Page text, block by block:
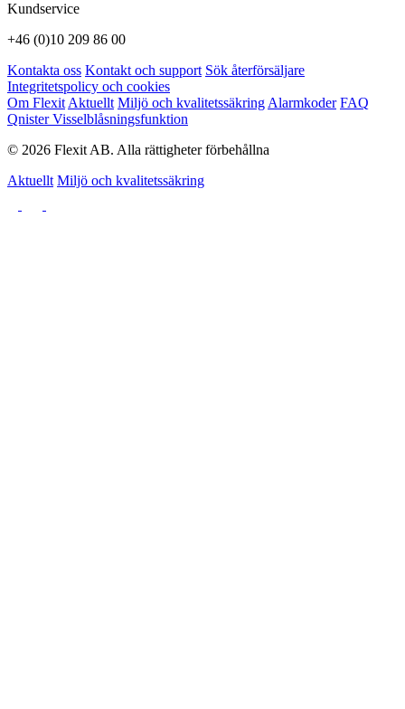
Kundservice
+46 (0)10 209 86 00
Kontakta oss Kontakt och support Sök återförsäljare
Integritetspolicy och cookies
Om Flexit Aktuellt Miljö och kvalitetssäkring Alarmkoder FAQ
Qnister Visselblåsningsfunktion
© 2026 Flexit AB. Alla rättigheter förbehållna
Aktuellt Miljö och kvalitetssäkring